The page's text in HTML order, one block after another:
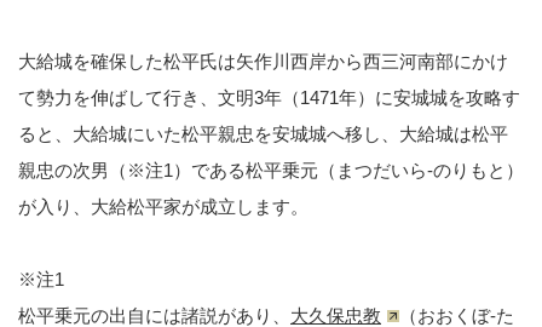
大給城を確保した松平氏は矢作川西岸から西三河南部にかけ
て勢力を伸ばして行き、文明3年（1471年）に安城城を攻略す
ると、大給城にいた松平親忠を安城城へ移し、大給城は松平
親忠の次男（※注1）である松平乗元（まつだいら-のりもと）
が入り、大給松平家が成立します。
※注1
松平乗元の出自には諸説があり、 大久保忠教
（おおくぼ-た